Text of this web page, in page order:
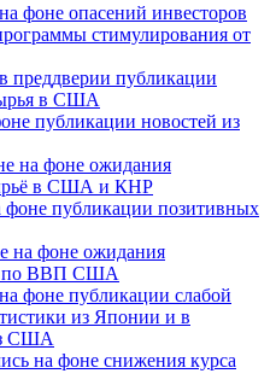
фоне опасений инвесторов
стимулирования от
преддверии публикации
в США
публикации новостей из
на фоне ожидания
в США и КНР
фоне публикации позитивных
на фоне ожидания
по ВВП США
фоне публикации слабой
из Японии и в
США
на фоне снижения курса